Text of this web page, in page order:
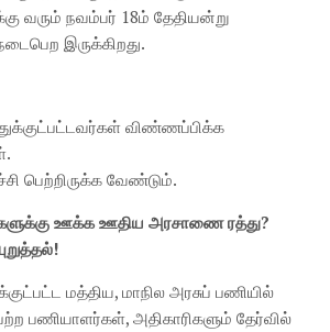
வரும் நவம்பர் 18ம் தேதியன்று
இருக்கிறது.
விண்ணப்பிக்க
பெற்றிருக்க வேண்டும்.
ஊக்க ஊதிய அரசாணை ரத்து?
மத்திய, மாநில அரசுப் பணியில்
பணியாளர்கள், அதிகாரிகளும் தேர்வில்